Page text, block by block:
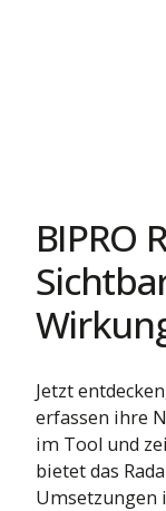
BIPRO
Jetzt
erfassen ihre
im Tool und
bietet das
Umsetzungen